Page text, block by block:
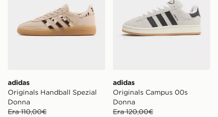
adidas
Originals Handball Spezial
Donna
Era 110,00€
adidas
Originals Campus 00s
Donna
Era 120,00€